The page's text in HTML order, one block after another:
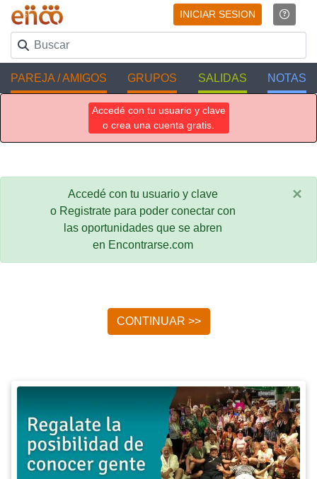
INICIAR SESION
PAREJA / AMIGOS GRUPOS SALIDAS NOTAS
Accedé con tu usuario y clave
o crea una cuenta gratis.
Accedé con tu usuario y clave
o Registrate para poder conectar con
las oportunidades que se abren
en Encontrarse.com
×
CONTINUAR >>